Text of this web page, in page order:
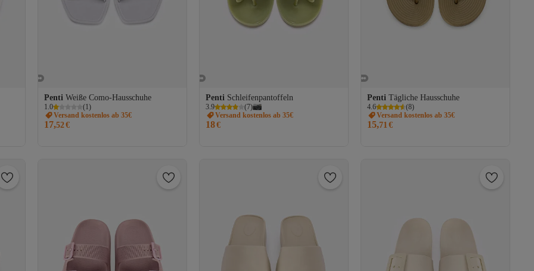
Penti Weiße Como-Hausschuhe
1.0 (1)
Versand kostenlos ab 35€
17,52€
Penti Schleifenpantoffeln
3.9 (7)
Versand kostenlos ab 35€
18€
Penti Tägliche Hausschuhe
4.6 (8)
Versand kostenlos ab 35€
15,71 €